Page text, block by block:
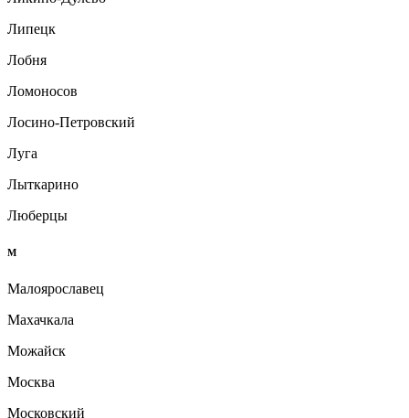
Липецк
Лобня
Ломоносов
Лосино-Петровский
Луга
Лыткарино
Люберцы
М
Малоярославец
Махачкала
Можайск
Москва
Московский